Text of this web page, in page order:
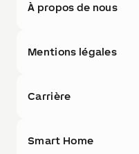
À propos de nous
Mentions légales
Carrière
Smart Home